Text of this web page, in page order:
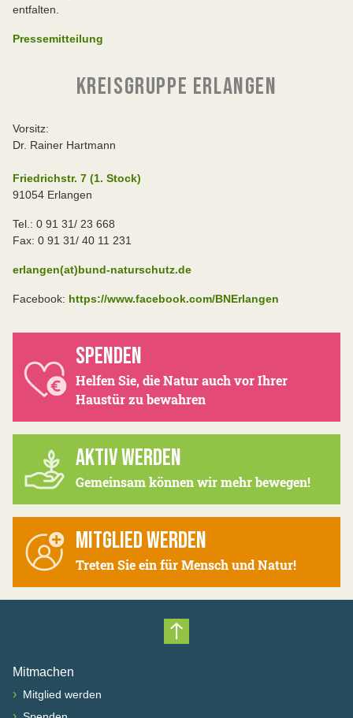
entfalten.
Pressemitteilung
KREISGRUPPE ERLANGEN
Vorsitz:
Dr. Rainer Hartmann
Friedrichstr. 7 (1. Stock)
91054 Erlangen
Tel.: 0 91 31/ 23 668
Fax: 0 91 31/ 40 11 231
erlangen(at)bund-naturschutz.de
Facebook: https://www.facebook.com/BNErlangen
SPENDEN
Helfen Sie, die Natur auch vor Ihrer
Haustür zu bewahren
AKTIV WERDEN
Gemeinsam können wir mehr bewegen!
MITGLIED WERDEN
Treten Sie ein für Mensch und Natur!
Nach oben scrollen
Mitmachen
› Mitglied werden